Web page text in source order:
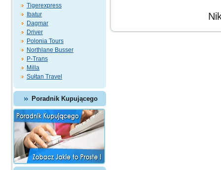
Tigerexpress
Ibatur
Dagmar
Driver
Polonia Tours
Northlane Busser
P-Trans
Milla
Sułtan Travel
Poradnik Kupującego